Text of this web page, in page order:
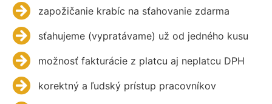
zapožičanie krabíc na sťahovanie zdarma
sťahujeme (vypratávame) už od jedného kusu
možnosť fakturácie z platcu aj neplatcu DPH
korektný a ľudský prístup pracovníkov